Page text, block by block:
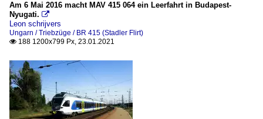
Am 6 Mai 2016 macht MAV 415 064 ein Leerfahrt in Budapest-
Nyugati. 
Leon schrijvers
Ungarn / Triebzüge / BR 415 (Stadler Flirt)
 188 1200x799 Px, 23.01.2021